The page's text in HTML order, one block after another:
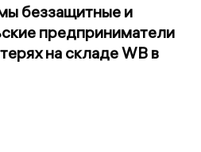
беззащитные и
предприниматели
на складе WB в